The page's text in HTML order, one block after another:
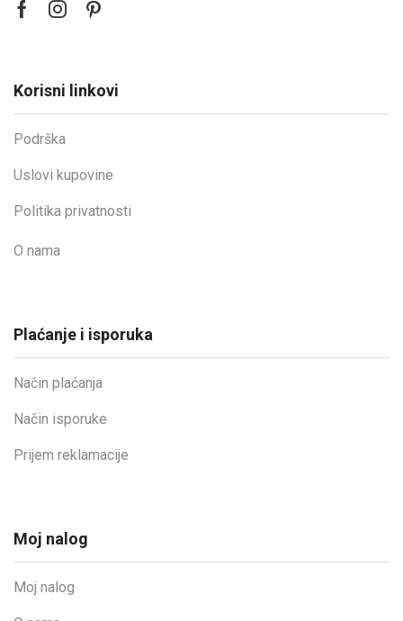
Korisni linkovi
Podrška
Uslovi kupovine
Politika privatnosti
O nama
Plaćanje i isporuka
Način plaćanja
Način isporuke
Prijem reklamacije
Moj nalog
Moj nalog